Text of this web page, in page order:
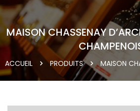
MAISON CHASSENAY
ACCUEIL PRODUITS MAISON